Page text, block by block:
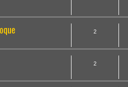
2
2